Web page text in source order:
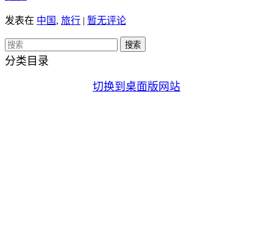
发表在 中国 , 旅行 | 暂无评论
分类目录
切换到桌面版网站